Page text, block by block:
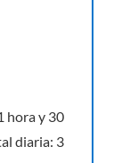
hora y 30
diaria: 3